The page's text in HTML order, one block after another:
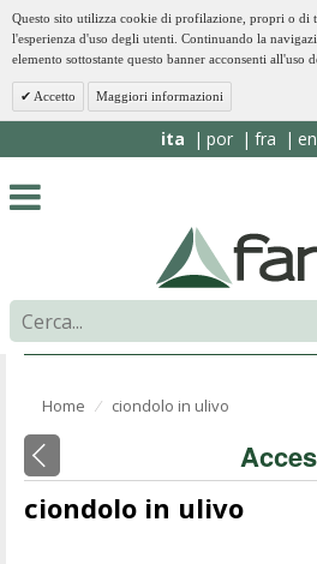
Questo sito utilizza cookie di profilazione, propri o di
l'esperienza d'uso degli utenti. Continuando la
elemento sottostante questo banner acconsenti all'uso
Accetto Maggiori informazioni
ita por fra
Home ⁄ ciondolo in ulivo
ciondolo in ulivo